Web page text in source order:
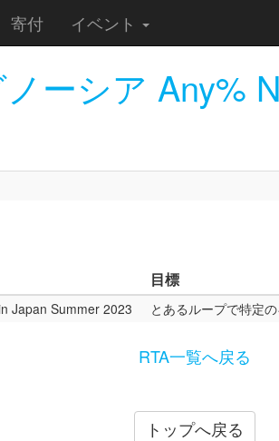
寄付 イベント
ーシア Any%
目標
Japan Summer 2023 とあるループで特定
RTA一覧へ戻る
トップへ戻る